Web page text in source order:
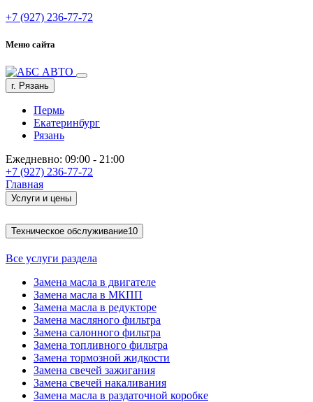
+7 (927) 236-77-72
Меню сайта
г. Рязань
Пермь
Екатеринбург
Рязань
Ежедневно: 09:00 - 21:00
+7 (927) 236-77-72
Главная
Услуги и цены
Техническое обслуживание10
Все услуги раздела
Замена масла в двигателе
Замена масла в МКПП
Замена масла в редукторе
Замена масляного фильтра
Замена салонного фильтра
Замена топливного фильтра
Замена тормозной жидкости
Замена свечей зажигания
Замена свечей накаливания
Замена масла в раздаточной коробке